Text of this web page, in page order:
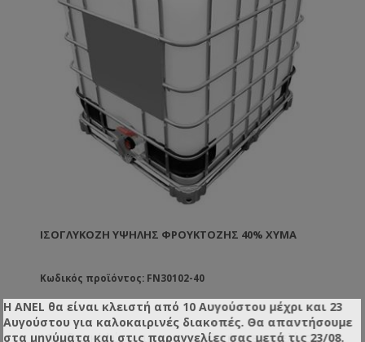
ΙΣΟΓΛΥΚΌΖΗ ΥΨΗΛΉΣ ΦΡΟΥΚΤΌΖΗΣ 40% ΧΎΜΑ
Κωδικός προϊόντος: FN30102-40
Μία ιδανική λύση για να τροφοδοτήσετε τα μελίσσια
Η ANEL θα είναι κλειστή από 10 Αυγούστου μέχρι και 23
Αυγούστου για καλοκαιρινές διακοπές. Θα απαντήσουμε
στα μηνύματα και στις παραγγελίες σας μετά τις 23/08.